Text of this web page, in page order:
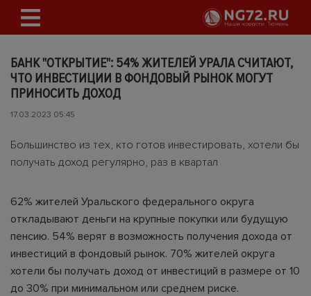
БАНК "ОТКРЫТИЕ": 54% ЖИТЕЛЕЙ УРАЛА СЧИТАЮТ,
ЧТО ИНВЕСТИЦИИ В ФОНДОВЫЙ РЫНОК МОГУТ
ПРИНОСИТЬ ДОХОД
17.03.2023 05:45
Большинство из тех, кто готов инвестировать, хотели бы
получать доход регулярно, раз в квартал
62% жителей Уральского федерального округа
откладывают деньги на крупные покупки или будущую
пенсию. 54% верят в возможность получения дохода от
инвестиций в фондовый рынок. 70% жителей округа
хотели бы получать доход от инвестиций в размере от 10
до 30% при минимальном или среднем риске.